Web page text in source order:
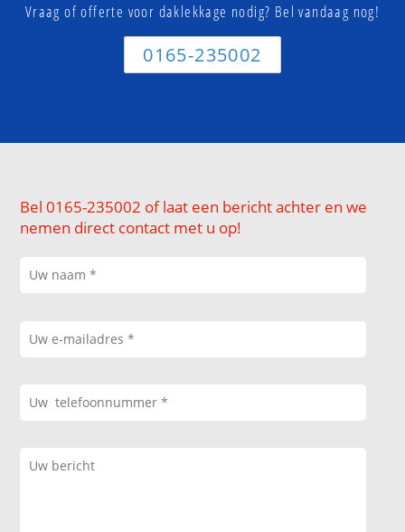
Vraag of offerte voor daklekkage nodig? Bel vandaag nog!
0165-235002
Bel 0165-235002 of laat een bericht achter en we
nemen direct contact met u op!